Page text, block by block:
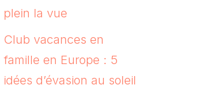
plein la vue
Club vacances en
famille en Europe : 5
idées d’évasion au soleil